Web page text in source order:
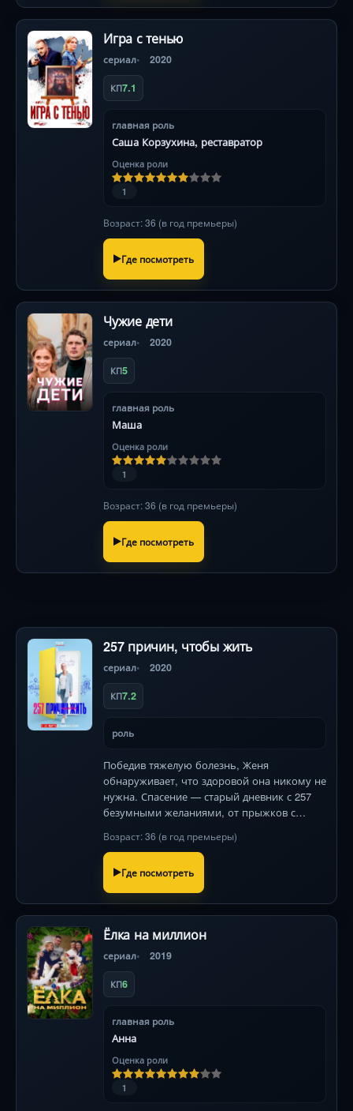
Игра с тенью
сериал 2020
КП7.1
главная роль
Саша Корзухина, реставратор
Оценка роли
1
Возраст: 36 (в год премьеры)
Где посмотреть
Чужие дети
сериал 2020
КП5
главная роль
Маша
Оценка роли
1
Возраст: 36 (в год премьеры)
Где посмотреть
257 причин, чтобы жить
сериал 2020
КП7.2
роль
Победив тяжелую болезнь, Женя
обнаруживает, что здоровой она никому не
нужна. Спасение — старый дневник с 257
безумными желаниями, от прыжков с
жизнеутверждающая драмеди с Полиной
Максимовой.
Возраст: 36 (в год премьеры)
Где посмотреть
Ёлка на миллион
сериал 2019
КП6
главная роль
Анна
Оценка роли
1